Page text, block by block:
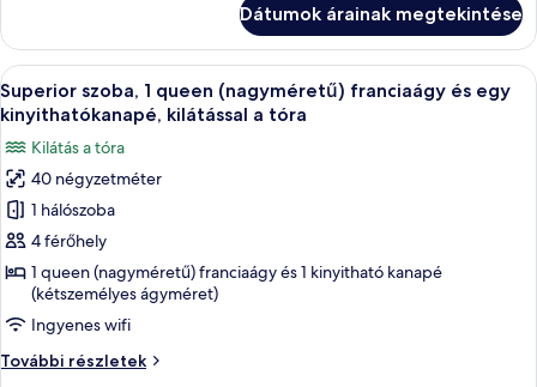
(nagyméretű)
franciaágy,
kilátással
a
tóra
queen
(nagyméretű)
franciaágy,
kilátással
tóra
további
részletei
Dátumok árainak megtekintése
A
következő
szoba
összes
képének
megtekintése:
Superior
szoba,
queen
(nagyméretű)
Egy fűvel borított terület, melyen
8
Superior szoba, 1 queen (nagyméretű) franciaágy és egy
kinyithatókanapé, kilátással a tóra
Kilátás a tóra
40 négyzetméter
1 hálószoba
4 férőhely
1 queen (nagyméretű) franciaágy és 1 kinyitható kanapé
(kétszemélyes ágyméret)
Ingyenes wifi
További részletek
Superior